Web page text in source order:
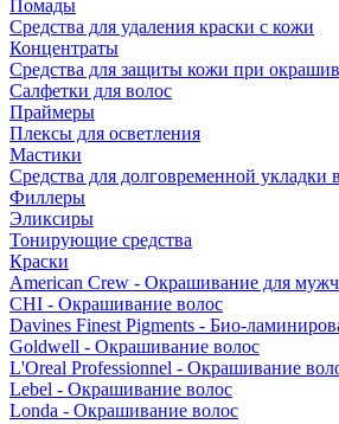
Помады
Средства для удаления краски с кожи
Концентраты
Средства для защиты кожи при
Салфетки для волос
Праймеры
Плексы для осветления
Мастики
Средства для долговременной укладки
Филлеры
Эликсиры
Тонирующие средства
Краски
American Crew - Окрашивание для
CHI - Окрашивание волос
Davines Finest Pigments - Био-
Goldwell - Окрашивание волос
L'Oreal Professionnel - Окрашивание
Lebel - Окрашивание волос
Londa - Окрашивание волос